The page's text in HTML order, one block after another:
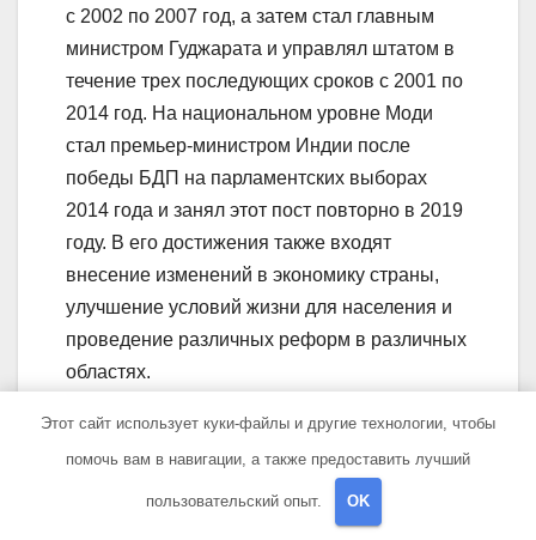
с 2002 по 2007 год, а затем стал главным
министром Гуджарата и управлял штатом в
течение трех последующих сроков с 2001 по
2014 год. На национальном уровне Моди
стал премьер-министром Индии после
победы БДП на парламентских выборах
2014 года и занял этот пост повторно в 2019
году. В его достижения также входят
внесение изменений в экономику страны,
улучшение условий жизни для населения и
проведение различных реформ в различных
областях.
Какое образование имеет
Нарендра Моди?
Нарендра Моди имеет образование в
Этот сайт использует куки-файлы и другие технологии, чтобы
помочь вам в навигации, а также предоставить лучший
пользовательский опыт. OK